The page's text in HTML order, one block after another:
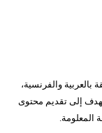
والفرنسية،
إلى تقديم محتوى
المعلومة.